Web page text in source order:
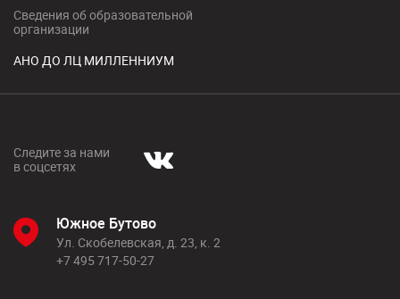
Сведения об образовательной
организации
АНО ДО ЛЦ МИЛЛЕННИУМ
Следите за нами
в соцсетях
Южное Бутово
Ул. Скобелевская, д. 23, к. 2
+7 495 717-50-27